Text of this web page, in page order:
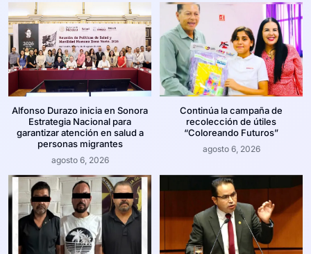
Alfonso Durazo inicia en Sonora
Estrategia Nacional para
garantizar atención en salud a
personas migrantes
agosto 6, 2026
Continúa la campaña de
recolección de útiles
“Coloreando Futuros”
agosto 6, 2026